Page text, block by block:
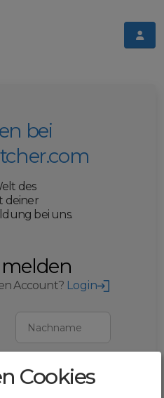
bei
des
deiner
bei uns.
Account? Login
Nachname
Cookies